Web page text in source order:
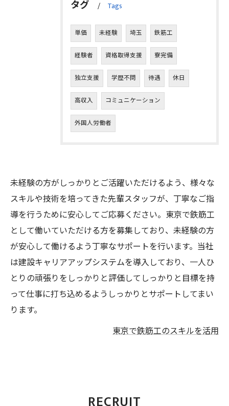
タグ Tags
単価 未経験 埼玉 鉄筋工
経験者 資格取得支援 寮完備
独立支援 学歴不問 待遇 休日
高収入 コミュニケーション
外国人労働者
未経験の方がしっかりとご活躍いただけるよう、様々な
スキルや技術を培ってきた先輩スタッフが、丁寧なご指
導を行うために安心してご応募ください。東京で鉄筋工
として働いていただける方を募集しており、未経験の方
が安心して働けるよう丁寧なサポートを行います。当社
は建設キャリアアップシステムを導入しており、一人ひ
とりの頑張りをしっかりと評価してしっかりと目標を持
って仕事に打ち込めるようしっかりとサポートしてまい
ります。
東京で鉄筋工のスキルを活用